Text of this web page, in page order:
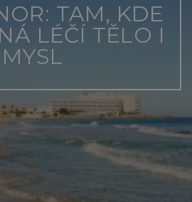
TAM, KDE
LÉČÍ TĚLO I
MYSL